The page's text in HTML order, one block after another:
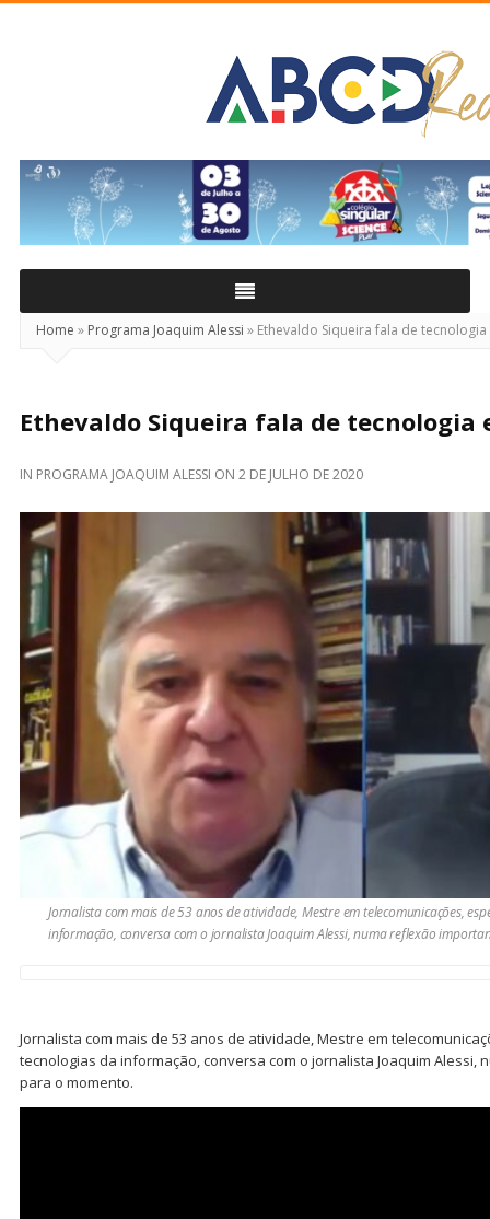
Real
Home » Programa Joaquim Alessi » Ethevaldo Siqueira fala de
Ethevaldo Siqueira fala de tecnologia
IN PROGRAMA JOAQUIM ALESSI ON 2 DE JULHO DE 2020
Jornalista com mais de 53 anos de atividade, Mestre em telecomunicações,
informação, conversa com o jornalista Joaquim Alessi, numa reflexão
Jornalista com mais de 53 anos de atividade, Mestre em
tecnologias da informação, conversa com o jornalista Joaquim Alessi,
para o momento.